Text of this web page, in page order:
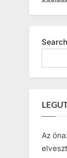
Search
Az